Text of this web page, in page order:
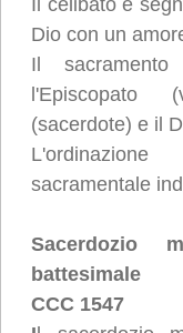
Il celibato è
Dio con un
Il
l'Episcopato
(sacerdote) e il
sacramentale
Sacerdozio
battesimale
CCC 1547